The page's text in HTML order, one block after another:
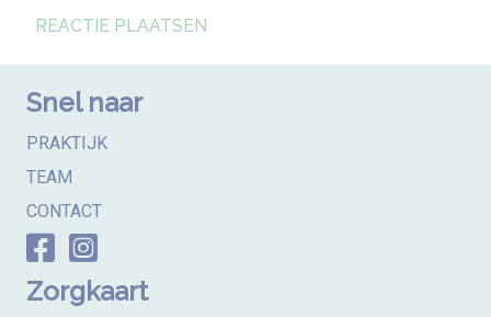
Snel naar
PRAKTIJK
TEAM
CONTACT
Zorgkaart